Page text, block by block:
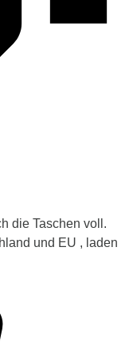
die Taschen voll.
und EU , laden